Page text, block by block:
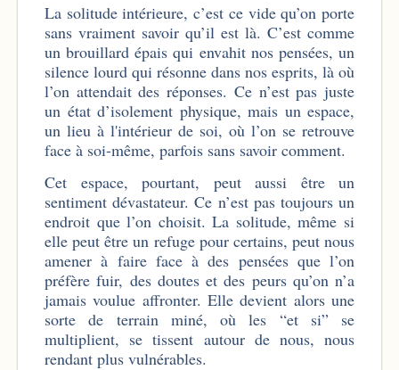
La solitude intérieure, c’est ce vide qu’on porte
sans vraiment savoir qu’il est là. C’est comme
un brouillard épais qui envahit nos pensées, un
silence lourd qui résonne dans nos esprits, là où
l’on attendait des réponses. Ce n’est pas juste
un état d’isolement physique, mais un espace,
un lieu à l'intérieur de soi, où l’on se retrouve
face à soi-même, parfois sans savoir comment.
Cet espace, pourtant, peut aussi être un
sentiment dévastateur. Ce n’est pas toujours un
endroit que l’on choisit. La solitude, même si
elle peut être un refuge pour certains, peut nous
amener à faire face à des pensées que l’on
préfère fuir, des doutes et des peurs qu’on n’a
jamais voulue affronter. Elle devient alors une
sorte de terrain miné, où les “et si” se
multiplient, se tissent autour de nous, nous
rendant plus vulnérables.